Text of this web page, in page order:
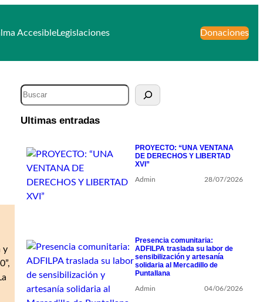
AccesibleLegislaciones Donaciones
y
Ultimas entradas
PROYECTO: “UNA VENTANA
DE DERECHOS Y LIBERTAD
XVI”
Admin 28/07/2026
Presencia comunitaria:
ADFILPA traslada su labor de
sensibilización y artesanía
solidaria al Mercadillo de
Puntallana
Admin 04/06/2026